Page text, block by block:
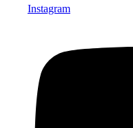
Instagram